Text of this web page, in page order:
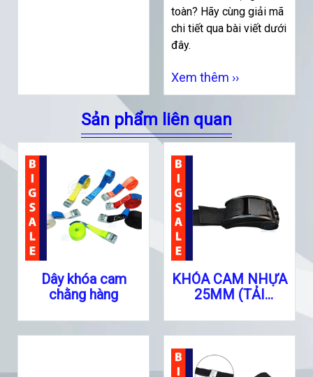
toàn? Hãy cùng giải mã
chi tiết qua bài viết dưới
đây.
Xem thêm ››
Sản phẩm liên quan
Dây khóa cam
chằng hàng
KHÓA CAM NHỰA
25MM (TẢI